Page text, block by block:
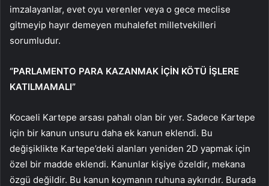
imzalayanlar, evet oyu verenler veya o gece meclise
gitmeyip hayır demeyen muhalefet milletvekilleri
sorumludur.
“PARLAMENTO PARA KAZANMAK İÇİN KÖTÜ İŞLERE
KATILMAMALI”
Kocaeli Kartepe arsası pahalı olan bir yer. Sadece Kartepe
için bir kanun unsuru daha ek kanun eklendi. Bu
değişiklikte Kartepe’deki alanları yeniden 2D yapmak için
özel bir madde eklendi. Kanunlar kişiye özeldir, mekana
özgü değildir. Bu kanun koymanın ruhuna aykırıdır. Burada